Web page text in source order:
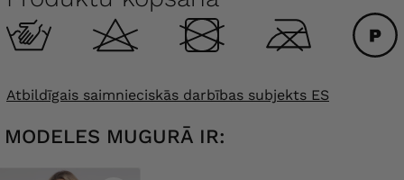
Atbildīgais saimnieciskās darbības subjekts ES
MODELES MUGURĀ IR: